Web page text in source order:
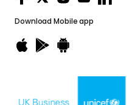
Download Mobile app